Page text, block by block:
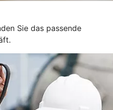
Sie das passende